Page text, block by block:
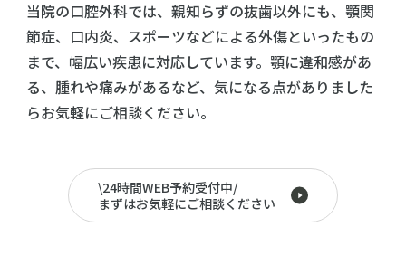
当院の口腔外科では、親知らずの抜歯以外にも、顎関
節症、口内炎、スポーツなどによる外傷といったもの
まで、幅広い疾患に対応しています。顎に違和感があ
る、腫れや痛みがあるなど、気になる点がありました
らお気軽にご相談ください。
\24時間WEB予約受付中/
まずはお気軽にご相談ください